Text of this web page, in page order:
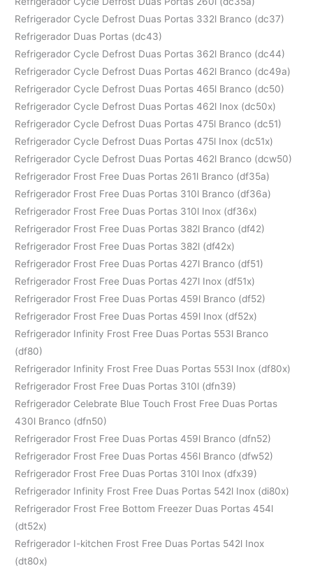
Refrigerador Cycle Defrost Duas Portas 332l Branco (dc37)
Refrigerador Duas Portas (dc43)
Refrigerador Cycle Defrost Duas Portas 362l Branco (dc44)
Refrigerador Cycle Defrost Duas Portas 462l Branco (dc49a)
Refrigerador Cycle Defrost Duas Portas 465l Branco (dc50)
Refrigerador Cycle Defrost Duas Portas 462l Inox (dc50x)
Refrigerador Cycle Defrost Duas Portas 475l Branco (dc51)
Refrigerador Cycle Defrost Duas Portas 475l Inox (dc51x)
Refrigerador Cycle Defrost Duas Portas 462l Branco (dcw50)
Refrigerador Frost Free Duas Portas 261l Branco (df35a)
Refrigerador Frost Free Duas Portas 310l Branco (df36a)
Refrigerador Frost Free Duas Portas 310l Inox (df36x)
Refrigerador Frost Free Duas Portas 382l Branco (df42)
Refrigerador Frost Free Duas Portas 382l (df42x)
Refrigerador Frost Free Duas Portas 427l Branco (df51)
Refrigerador Frost Free Duas Portas 427l Inox (df51x)
Refrigerador Frost Free Duas Portas 459l Branco (df52)
Refrigerador Frost Free Duas Portas 459l Inox (df52x)
Refrigerador Infinity Frost Free Duas Portas 553l Branco
(df80)
Refrigerador Infinity Frost Free Duas Portas 553l Inox (df80x)
Refrigerador Frost Free Duas Portas 310l (dfn39)
Refrigerador Celebrate Blue Touch Frost Free Duas Portas
430l Branco (dfn50)
Refrigerador Frost Free Duas Portas 459l Branco (dfn52)
Refrigerador Frost Free Duas Portas 456l Branco (dfw52)
Refrigerador Frost Free Duas Portas 310l Inox (dfx39)
Refrigerador Infinity Frost Free Duas Portas 542l Inox (di80x)
Refrigerador Frost Free Bottom Freezer Duas Portas 454l
(dt52x)
Refrigerador I-kitchen Frost Free Duas Portas 542l Inox
(dt80x)